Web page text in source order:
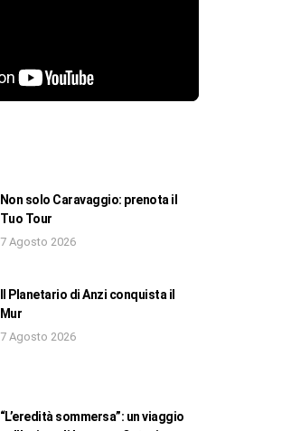
Non solo Caravaggio: prenota il
Tuo Tour
7 Agosto 2026
Il Planetario di Anzi conquista il
Mur
7 Agosto 2026
“L’eredità sommersa”: un viaggio